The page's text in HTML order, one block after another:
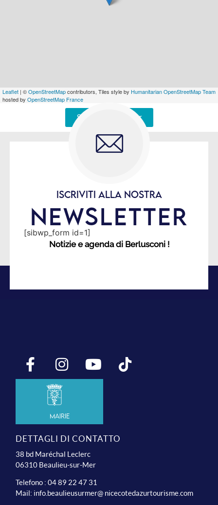
Leaflet | ©OpenStreetMapcontributors, Tiles style by Humanitarian OpenStreetMap Team
hosted by OpenStreetMap France
Signaler une erreur
ISCRIVITI ALLA NOSTRA
NEWSLETTER
[sibwp_form id=1]
Notizie e agenda di Berlusconi !
Mairie
DETTAGLI DI CONTATTO
38 bd Maréchal Leclerc
06310 Beaulieu-sur-Mer
Telefono : 04 89 22 47 31
Mail: info.beaulieusurmer@ nicecotedazurtourisme.com